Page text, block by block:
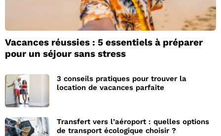
Vacances réussies : 5 essentiels à préparer
pour un séjour sans stress
3 conseils pratiques pour trouver la
location de vacances parfaite
Transfert vers l’aéroport : quelles options
de transport écologique choisir ?